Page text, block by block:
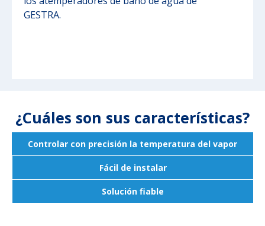
GESTRA.
¿Cuáles son sus características?
Controlar con precisión la temperatura del vapor
Fácil de instalar
Solución fiable